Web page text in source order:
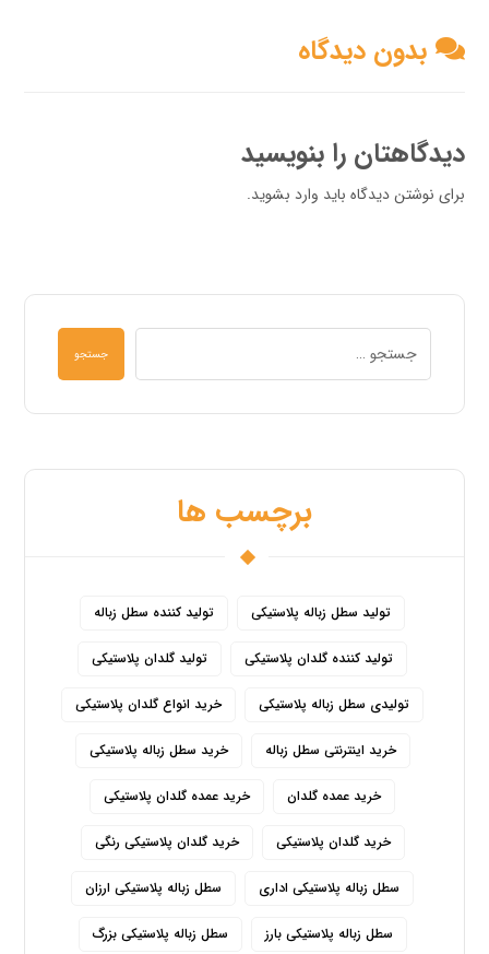
بدون دیدگاه
دیدگاهتان را بنویسید
برای نوشتن دیدگاه باید وارد بشوید.
جستجو
برچسب ها
تولید سطل زباله پلاستیکی تولید کننده سطل زباله
تولید کننده گلدان پلاستیکی تولید گلدان پلاستیکی
تولیدی سطل زباله پلاستیکی خرید انواع گلدان پلاستیکی
خرید اینترنتی سطل زباله خرید سطل زباله پلاستیکی
خرید عمده گلدان خرید عمده گلدان پلاستیکی
خرید گلدان پلاستیکی خرید گلدان پلاستیکی رنگی
سطل زباله پلاستیکی اداری سطل زباله پلاستیکی ارزان
سطل زباله پلاستیکی بارز سطل زباله پلاستیکی بزرگ